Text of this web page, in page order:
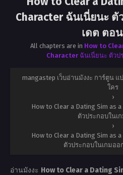
Character ฉันเนี่ยนะ
เดต ตอ
All chapters are in How to
Character ฉันเนี่ยนะ ตัวป
mangastep เว็บอ่านมังงะ การ์ตูน
ใคร
›
How to Clear a Dating Sim as
ตัวประกอบในเ
›
How to Clear a Dating Sim as
ตัวประกอบในเกมออ
อ่านมังงะ How to Clear a Dating